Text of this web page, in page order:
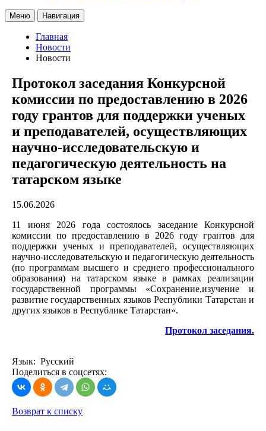
Меню Навигация
Главная
Новости
Новости
Протокол заседания Конкурсной
комиссии по предоставлению в 2026
году грантов для поддержки ученых
и преподавателей, осуществляющих
научно-исследовательскую и
педагогическую деятельность на
татарском языке
15.06.2026
11 июня 2026 года состоялось заседание Конкурсной
комиссии по предоставлению в 2026 году грантов для
поддержки ученых и преподавателей, осуществляющих
научно-исследовательскую и педагогическую деятельность
(по программам высшего и среднего профессионального
образования) на татарском языке в рамках реализации
государственной программы «Сохранение,изучение и
развитие государственных языков Республики Татарстан и
других языков в Республике Татарстан».
Протокол заседания.
Язык: Русский
Поделиться в соцсетях:
Возврат к списку